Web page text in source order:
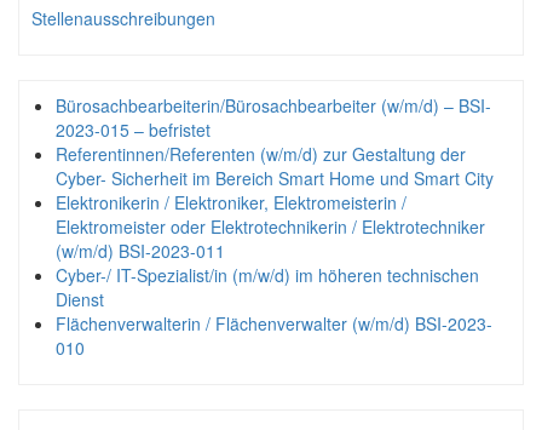
Stellenausschreibungen
Bürosachbearbeiterin/Bürosachbearbeiter (w/m/d) – BSI-
2023-015 – befristet
Referentinnen/Referenten (w/m/d) zur Gestaltung der
Cyber- Sicherheit im Bereich Smart Home und Smart City
Elektronikerin / Elektroniker, Elektromeisterin /
Elektromeister oder Elektrotechnikerin / Elektrotechniker
(w/m/d) BSI-2023-011
Cyber-/ IT-Spezialist/in (m/w/d) im höheren technischen
Dienst
Flächenverwalterin / Flächenverwalter (w/m/d) BSI-2023-
010